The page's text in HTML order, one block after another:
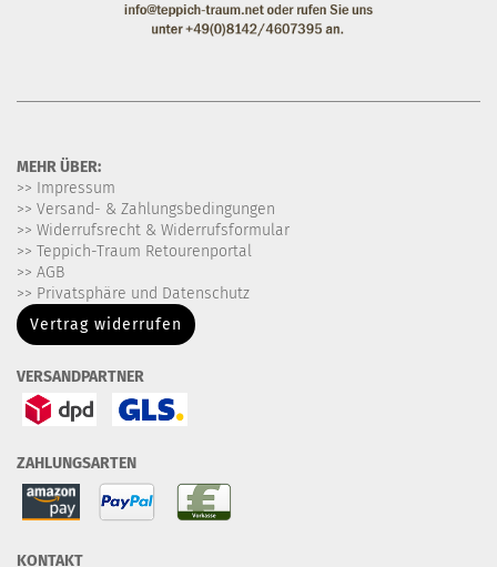
MEHR ÜBER:
>> Impressum
>> Versand- & Zahlungsbedingungen
>> Widerrufsrecht & Widerrufsformular
>> Teppich-Traum Retourenportal
>> AGB
>> Privatsphäre und Datenschutz
Vertrag widerrufen
VERSANDPARTNER
ZAHLUNGSARTEN
KONTAKT